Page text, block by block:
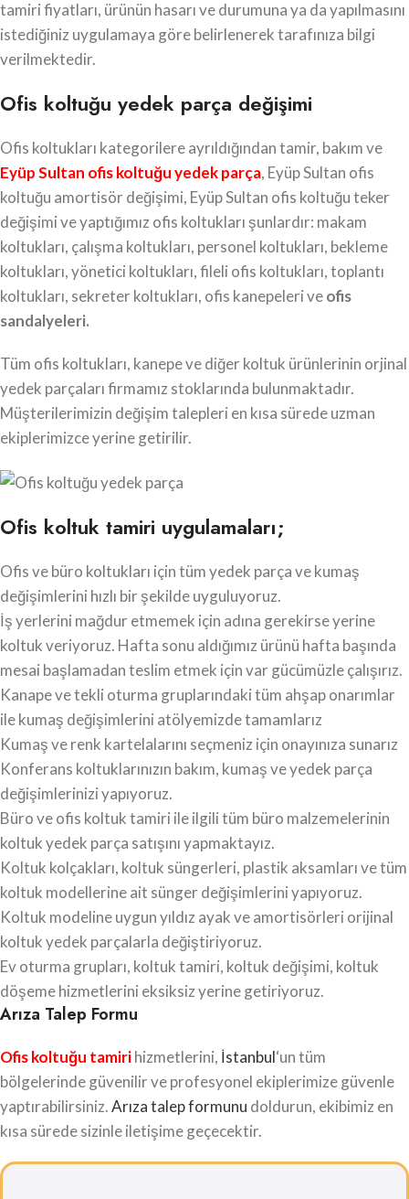
tamiri fiyatları, ürünün hasarı ve durumuna ya da yapılmasını
istediğiniz uygulamaya göre belirlenerek tarafınıza bilgi
verilmektedir.
Ofis koltuğu yedek parça değişimi
Ofis koltukları kategorilere ayrıldığından tamir, bakım ve
Eyüp Sultan ofis koltuğu yedek parça, Eyüp Sultan ofis
koltuğu amortisör değişimi, Eyüp Sultan ofis koltuğu teker
değişimi ve yaptığımız ofis koltukları şunlardır: makam
koltukları, çalışma koltukları, personel koltukları, bekleme
koltukları, yönetici koltukları, fileli ofis koltukları, toplantı
koltukları, sekreter koltukları, ofis kanepeleri veofis
sandalyeleri.
Tüm ofis koltukları, kanepe ve diğer koltuk ürünlerinin orjinal
yedek parçaları firmamız stoklarında bulunmaktadır.
Müşterilerimizin değişim talepleri en kısa sürede uzman
ekiplerimizce yerine getirilir.
Ofis koltuk tamiri uygulamaları;
Ofis ve büro koltukları için tüm yedek parça ve kumaş
değişimlerini hızlı bir şekilde uyguluyoruz.
İş yerlerini mağdur etmemek için adına gerekirse yerine
koltuk veriyoruz. Hafta sonu aldığımız ürünü hafta başında
mesai başlamadan teslim etmek için var gücümüzle çalışırız.
Kanape ve tekli oturma gruplarındaki tüm ahşap onarımlar
ile kumaş değişimlerini atölyemizde tamamlarız
Kumaş ve renk kartelalarını seçmeniz için onayınıza sunarız
Konferans koltuklarınızın bakım, kumaş ve yedek parça
değişimlerinizi yapıyoruz.
Büro ve ofis koltuk tamiri ile ilgili tüm büro malzemelerinin
koltuk yedek parça satışını yapmaktayız.
Koltuk kolçakları, koltuk süngerleri, plastik aksamları ve tüm
koltuk modellerine ait sünger değişimlerini yapıyoruz.
Koltuk modeline uygun yıldız ayak ve amortisörleri orijinal
koltuk yedek parçalarla değiştiriyoruz.
Ev oturma grupları, koltuk tamiri, koltuk değişimi, koltuk
döşeme hizmetlerini eksiksiz yerine getiriyoruz.
Arıza Talep Formu
Ofis koltuğu tamirihizmetlerini, İstanbul‘un tüm
bölgelerinde güvenilir ve profesyonel ekiplerimize güvenle
yaptırabilirsiniz.Arıza talep formunu doldurun, ekibimiz en
kısa sürede sizinle iletişime geçecektir.